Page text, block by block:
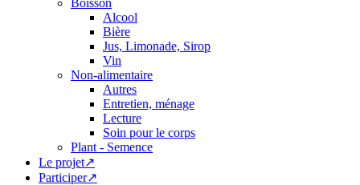
Boisson
Alcool
Bière
Jus, Limonade, Sirop
Vin
Non-alimentaire
Autres
Entretien, ménage
Lecture
Soin pour le corps
Plant - Semence
Le projet↗
Participer↗